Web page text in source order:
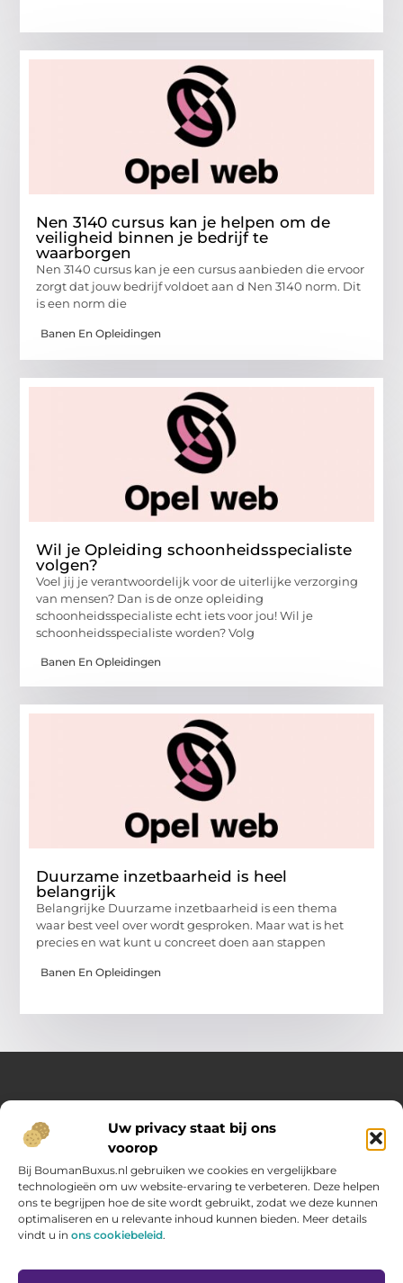
Uw privacy staat bij ons
voorop
Bij BoumanBuxus.nl gebruiken we cookies en vergelijkbare
technologieën om uw website-ervaring te verbeteren. Deze helpen
ons te begrijpen hoe de site wordt gebruikt, zodat we deze kunnen
optimaliseren en u relevante inhoud kunnen bieden. Meer details
vindt u in ons cookiebeleid.
Nen 3140 cursus kan je helpen om de
veiligheid binnen je bedrijf te
waarborgen
Nen 3140 cursus kan je een cursus aanbieden die ervoor
zorgt dat jouw bedrijf voldoet aan d Nen 3140 norm. Dit
is een norm die
Banen En Opleidingen
Wil je Opleiding schoonheidsspecialiste
volgen?
Voel jij je verantwoordelijk voor de uiterlijke verzorging
van mensen? Dan is de onze opleiding
schoonheidsspecialiste echt iets voor jou! Wil je
schoonheidsspecialiste worden? Volg
Banen En Opleidingen
Duurzame inzetbaarheid is heel
belangrijk
Belangrijke Duurzame inzetbaarheid is een thema
waar best veel over wordt gesproken. Maar wat is het
precies en wat kunt u concreet doen aan stappen
Banen En Opleidingen
Over Opelweb
Jouw startpunt voor handige tips en inspirerende artikelen
Op Opelweb.nl vind je een gevarieerd aanbod aan blogs en
content die je helpen meer uit je dag te halen – van nuttige
adviezen tot verrassende inzichten voor in het dagelijks leven.
Main Links
Bericht categorie